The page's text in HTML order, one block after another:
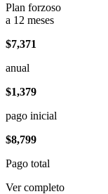
Plan forzoso
a 12 meses
$7,371
anual
$1,379
pago inicial
$8,799
Pago total
Ver completo